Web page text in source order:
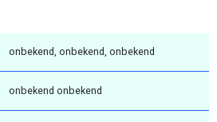
onbekend, onbekend, onbekend
onbekend onbekend